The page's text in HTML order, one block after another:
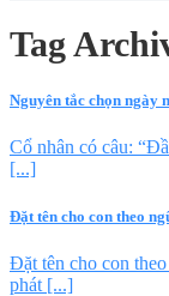
Tag
Nguyên tắc chọn ngày
Cổ nhân có câu:
[...]
Đặt tên cho con theo
Đặt tên cho con
phát [...]